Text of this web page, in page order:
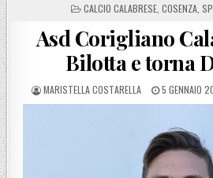
POSTED IN
CALCIO CALABRESE, COSENZA,
Asd Corigliano
Bilotta e torna
POSTED BY
MARISTELLA COSTARELLA POSTED ON
5 GENNAIO